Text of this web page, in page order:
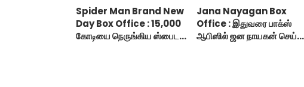
Spider Man Brand New
Day Box Office : 15,000
கோடியை நெருங்கிய ஸ்பைடர்
Jana Nayagan Box
Office : இதுவரை பாக்ஸ்
ஆபிஸில் ஜன நாயகன் செய்த